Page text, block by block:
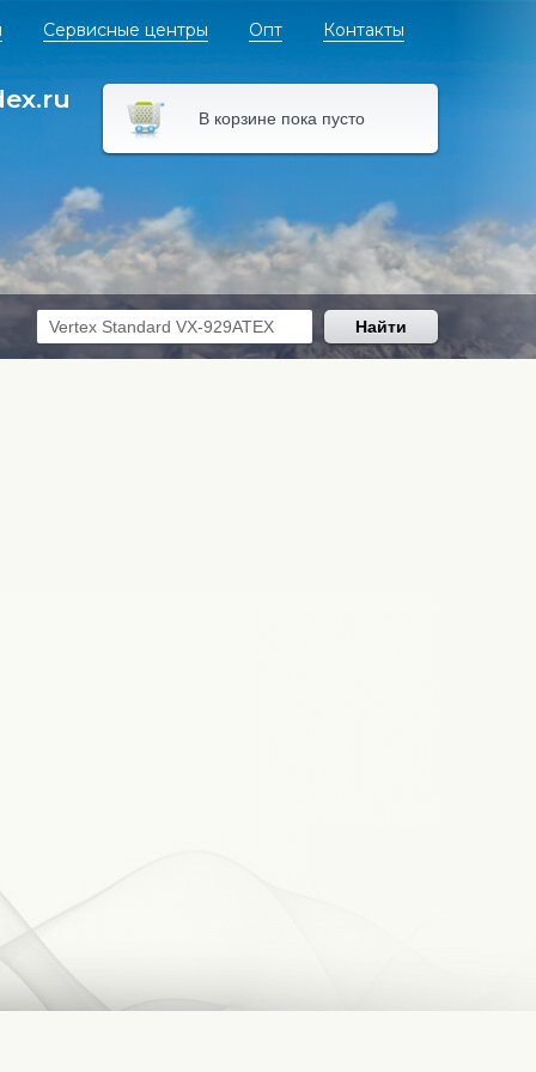
Сервисные центры Опт Контакты
В корзине пока пусто
Найти